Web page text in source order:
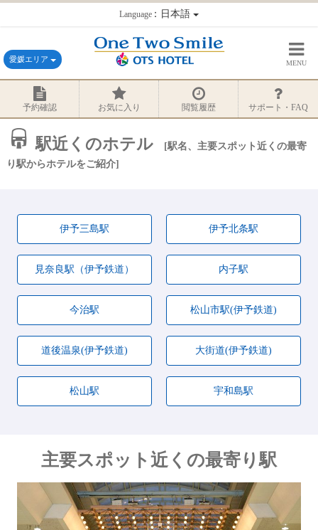
Language：日本語
愛媛エリア MENU
予約確認 お気に入り 閲覧履歴 サポート・FAQ
駅近くのホテル
駅名、主要スポット近くの最寄
り駅からホテルをご紹介
伊予三島駅 伊予北条駅
見奈良駅（伊予鉄道） 内子駅
今治駅 松山市駅(伊予鉄道)
道後温泉(伊予鉄道) 大街道(伊予鉄道)
松山駅 宇和島駅
主要スポット近くの最寄り駅